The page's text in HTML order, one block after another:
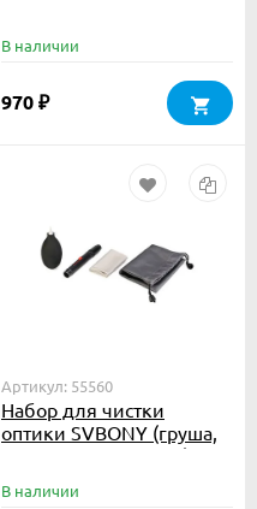
В наличии
970 ₽
Артикул: 55560
Набор для чистки
оптики SVBONY (груша,
карандаш, салфетка)
В наличии